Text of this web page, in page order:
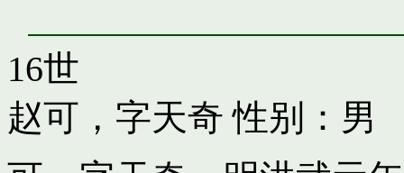
16世
赵可，字天奇 性别：男